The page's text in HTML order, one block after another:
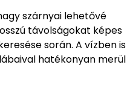
szárnyai lehetővé
távolságokat képes
során. A vízben is
hatékonyan merül